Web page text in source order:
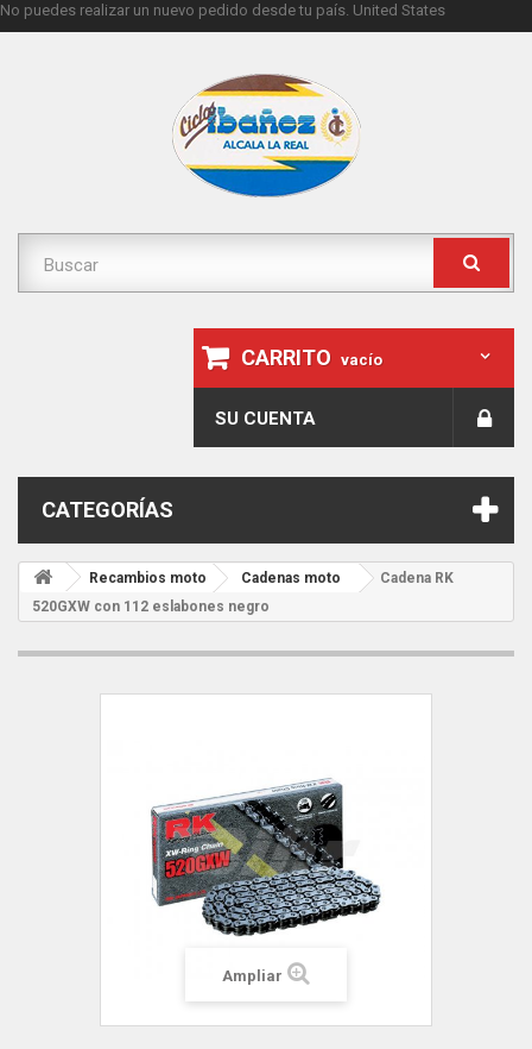
No puedes realizar un nuevo pedido desde tu país. United States
CARRITO vacío
SU CUENTA
CATEGORÍAS
Recambios moto Cadenas moto
Cadena RK
520GXW con 112 eslabones negro
Ampliar